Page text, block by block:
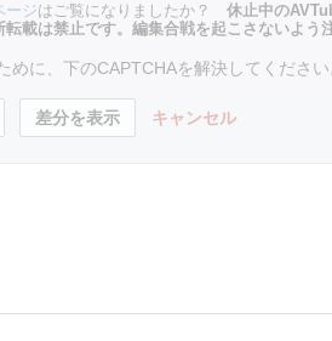
ージはご覧になりましたか？ 休止中の
載は禁止です。編集合戦を起こさないよう
に、下のCAPTCHAを解決してください
キャンセル